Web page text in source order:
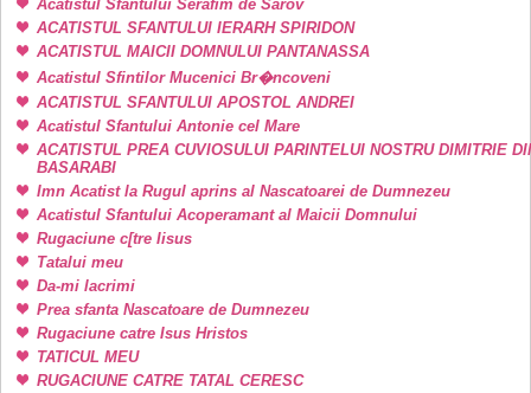
Acatistul Sfantului Serafim de Sarov
ACATISTUL SFANTULUI IERARH SPIRIDON
ACATISTUL MAICII DOMNULUI PANTANASSA
Acatistul Sfintilor Mucenici Br�ncoveni
ACATISTUL SFANTULUI APOSTOL ANDREI
Acatistul Sfantului Antonie cel Mare
ACATISTUL PREA CUVIOSULUI PARINTELUI NOSTRU DIMITRIE
BASARABI
Imn Acatist la Rugul aprins al Nascatoarei de Dumnezeu
Acatistul Sfantului Acoperamant al Maicii Domnului
Rugaciune c[tre Iisus
Tatalui meu
Da-mi lacrimi
Prea sfanta Nascatoare de Dumnezeu
Rugaciune catre Isus Hristos
TATICUL MEU
RUGACIUNE CATRE TATAL CERESC